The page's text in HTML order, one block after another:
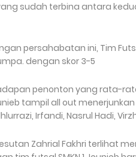
sudah terbina antara kedua
persahabatan ini, Tim
dengan skor 3-5
penonton yang rata-
tampil all out
Irfandi, Nasrul Hadi,
Zahrial Fakhri terlihat